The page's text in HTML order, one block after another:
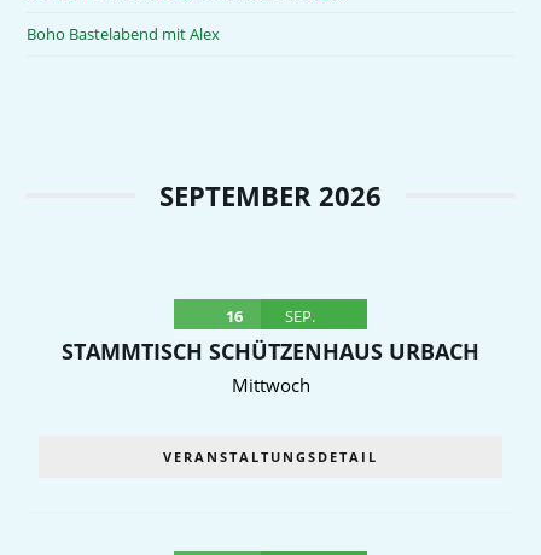
Boho Bastelabend mit Alex
SEPTEMBER 2026
16 SEP.
STAMMTISCH SCHÜTZENHAUS URBACH
Mittwoch
VERANSTALTUNGSDETAIL